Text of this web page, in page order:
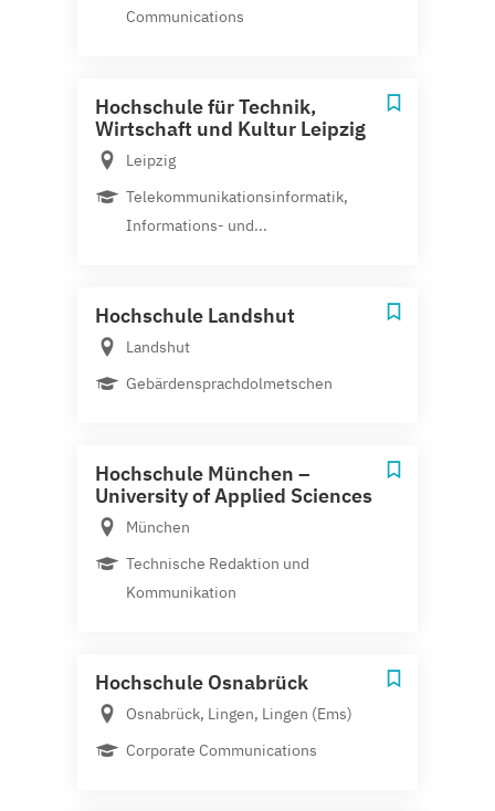
Communications
Hochschule für Technik,
Wirtschaft und Kultur Leipzig
Leipzig
Telekommunikationsinformatik,
Informations- und...
Hochschule Landshut
Landshut
Gebärdensprachdolmetschen
Hochschule München –
University of Applied Sciences
München
Technische Redaktion und
Kommunikation
Hochschule Osnabrück
Osnabrück, Lingen, Lingen (Ems)
Corporate Communications